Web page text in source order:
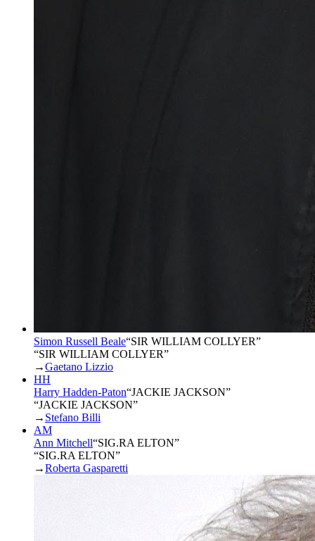
Simon Russell Beale“SIR WILLIAM COLLYER”
“SIR WILLIAM COLLYER”
→Gaetano Lizzio
HH
Harry Hadden-Paton“JACKIE JACKSON”
“JACKIE JACKSON”
→ Stefano Billi
AM
Ann Mitchell“SIG.RA ELTON”
“SIG.RA ELTON”
→Roberta Gasparetti